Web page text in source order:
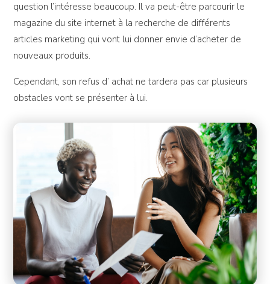
question l’intéresse beaucoup. Il va peut-être parcourir le
magazine du site internet à la recherche de différents
articles marketing qui vont lui donner envie d’acheter de
nouveaux produits.
Cependant, son refus d’ achat ne tardera pas car plusieurs
obstacles vont se présenter à lui.